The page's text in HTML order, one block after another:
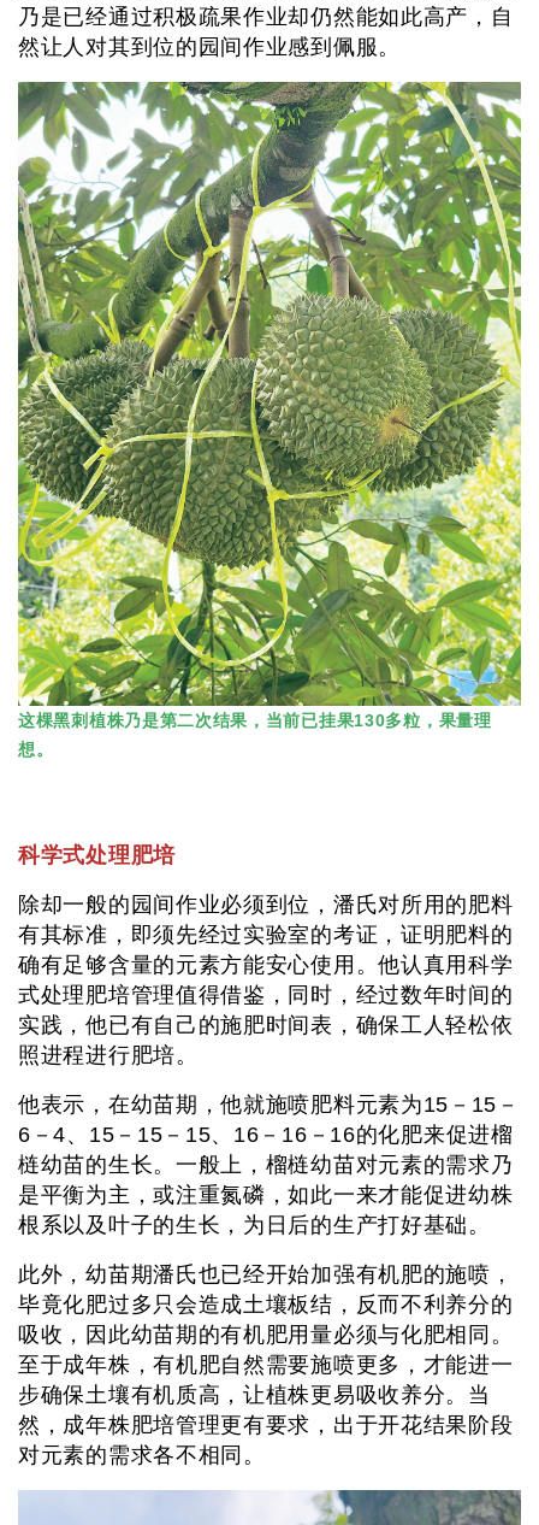
乃是已经通过积极疏果作业却仍然能如此高产，自
然让人对其到位的园间作业感到佩服。
这棵黑刺植株乃是第二次结果，当前已挂果130多粒，果量理
想。
科学式处理肥培
除却一般的园间作业必须到位，潘氏对所用的肥料
有其标准，即须先经过实验室的考证，证明肥料的
确有足够含量的元素方能安心使用。他认真用科学
式处理肥培管理值得借鉴，同时，经过数年时间的
实践，他已有自己的施肥时间表，确保工人轻松依
照进程进行肥培。
他表示，在幼苗期，他就施喷肥料元素为15－15－
6－4、15－15－15、16－16－16的化肥来促进榴
梿幼苗的生长。一般上，榴梿幼苗对元素的需求乃
是平衡为主，或注重氮磷，如此一来才能促进幼株
根系以及叶子的生长，为日后的生产打好基础。
此外，幼苗期潘氏也已经开始加强有机肥的施喷，
毕竟化肥过多只会造成土壤板结，反而不利养分的
吸收，因此幼苗期的有机肥用量必须与化肥相同。
至于成年株，有机肥自然需要施喷更多，才能进一
步确保土壤有机质高，让植株更易吸收养分。当
然，成年株肥培管理更有要求，出于开花结果阶段
对元素的需求各不相同。